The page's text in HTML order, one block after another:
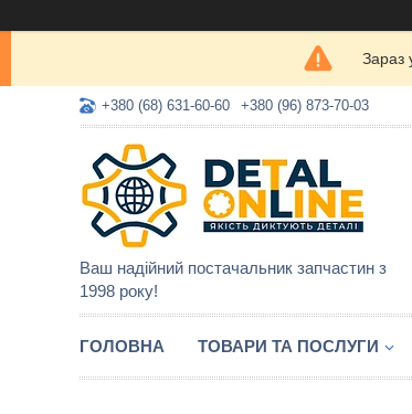
Зараз
+380 (68) 631-60-60 +380 (96) 873-70-03
Ваш надійний постачальник запчастин з
1998 року!
ГОЛОВНА ТОВАРИ ТА ПОСЛУГИ